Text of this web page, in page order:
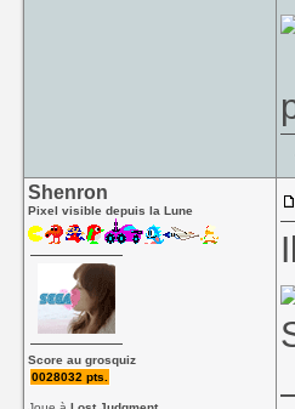
Shenron
Pixel visible depuis la Lune
Score au grosquiz
0028032 pts.